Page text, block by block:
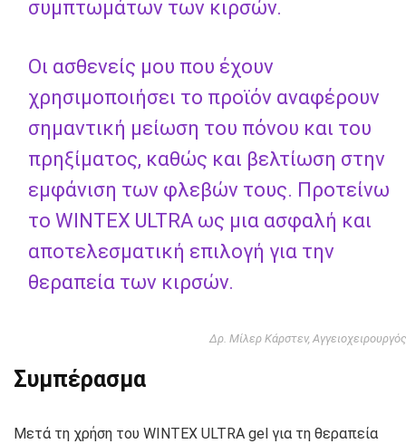
συμπτωμάτων των κιρσών.
Οι ασθενείς μου που έχουν
χρησιμοποιήσει το προϊόν αναφέρουν
σημαντική μείωση του πόνου και του
πρηξίματος, καθώς και βελτίωση στην
εμφάνιση των φλεβών τους. Προτείνω
το WINTEX ULTRA ως μια ασφαλή και
αποτελεσματική επιλογή για την
θεραπεία των κιρσών.
Δρ. Μίλερ Κάρστεν, Αγγειοχειρουργός
Συμπέρασμα
Μετά τη χρήση του WINTEX ULTRA gel για τη θεραπεία